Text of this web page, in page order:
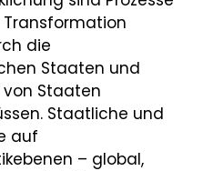
die
Staaten und
Staaten
Staatliche und
auf
– global,